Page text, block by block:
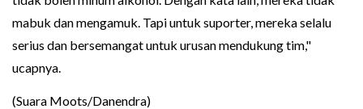
mabuk dan mengamuk. Tapi untuk suporter, mereka selalu
serius dan bersemangat untuk urusan mendukung tim,"
ucapnya.
(Suara Moots/Danendra)